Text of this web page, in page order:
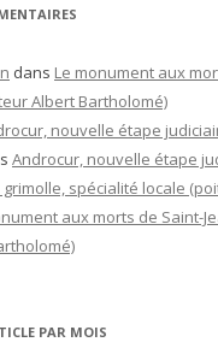
dans Le monument aux
Albert Bartholomé)
nouvelle étape
Androcur, nouvelle étape
grimolle, spécialité locale
aux morts de Saint-
PAR MOIS